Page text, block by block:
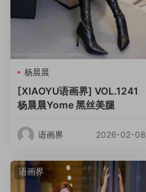
杨晨晨
[XIAOYU语画界] VOL.1241
杨晨晨Yome 黑丝美腿
语画界 2026-02-08
语画界